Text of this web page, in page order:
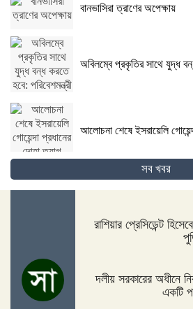
বানভাসিরা ত্রাণের অপেক্ষায়
অবিলম্বে প্রকৃতির সাথে যুদ্ধ
আলোচনা শেষে ইসরায়েলি
গোপালগঞ্জের কোটালীপাড়ায় ৮
জিম্বাবুয়ের দায়িত্বে
সব খবর
রাশিয়ার প্রেসিডেন্ট
দলীয় সরকারের অধীনে
একটি